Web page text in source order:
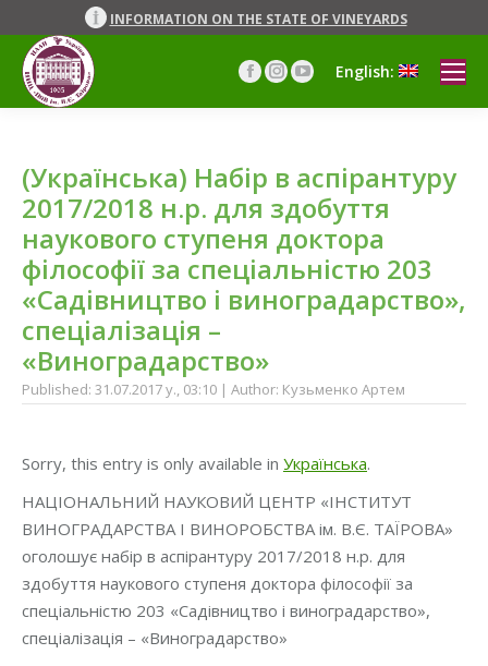
INFORMATION ON THE STATE OF VINEYARDS
Facebook
page
new
window
Instagram
page
new
window
YouTube
page
new
window
English:
(Українська) Набір в аспірантуру
2017/2018 н.р. для здобуття
наукового ступеня доктора
філософії за спеціальністю 203
«Садівництво і виноградарство»,
спеціалізація –
«Виноградарство»
Published: 31.07.2017 y., 03:10 | Author: Кузьменко Артем
Sorry, this entry is only available in Українська.
НАЦІОНАЛЬНИЙ НАУКОВИЙ ЦЕНТР «ІНСТИТУТ
ВИНОГРАДАРСТВА І ВИНОРОБСТВА ім. В.Є. ТАЇРОВА»
оголошує набір в аспірантуру 2017/2018 н.р. для
здобуття наукового ступеня доктора філософії за
спеціальністю 203 «Садівництво і виноградарство»,
спеціалізація – «Виноградарство»